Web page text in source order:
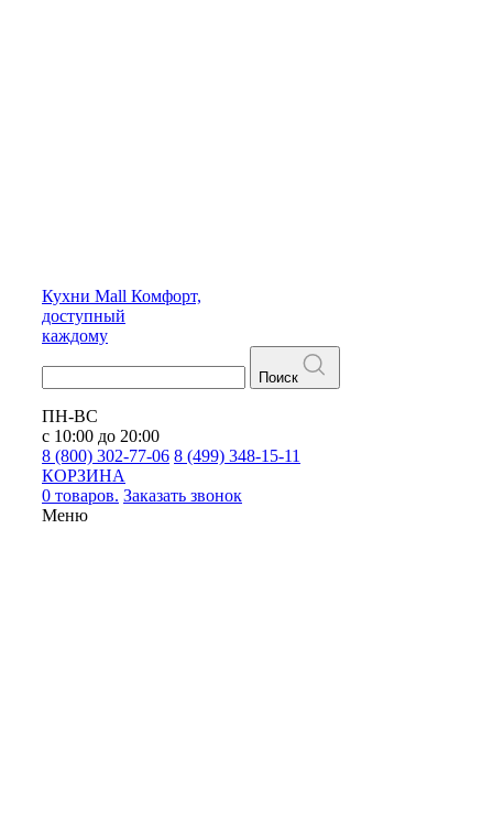
Кухни Mall Комфорт,
доступный
каждому
Поиск
ПН-ВС
с 10:00 до 20:00
8 (800) 302-77-06 8 (499) 348-15-11
КОРЗИНА
0 товаров. Заказать звонок
Меню